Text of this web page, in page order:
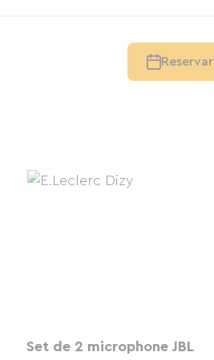
Reservar
Set de 2 microphone JBL